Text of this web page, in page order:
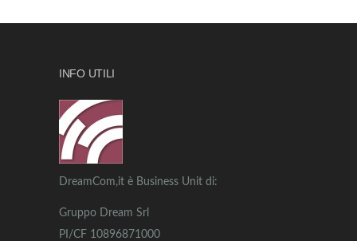
INFO UTILI
DreamCom,it è Business Unit di:
Gruppo Dream Srl
PI/CF 10896871000